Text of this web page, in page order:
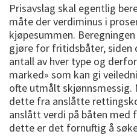
Prisavslag skal egentlig
måte der verdiminus i
kjøpesummen.
gjøre for fritidsbåter, siden
antall av hver type og
marked» som kan gi
ofte utmålt skjønnsmessig.
dette fra anslåtte
anslått verdi på båten med
dette er det fornuftig å